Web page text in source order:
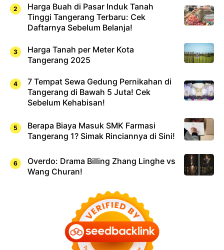
Harga Buah di Pasar Induk Tanah
Tinggi Tangerang Terbaru: Cek
Daftarnya Sebelum Belanja!
Harga Tanah per Meter Kota
Tangerang 2025
7 Tempat Sewa Gedung Pernikahan di
Tangerang di Bawah 5 Juta! Cek
Sebelum Kehabisan!
Berapa Biaya Masuk SMK Farmasi
Tangerang 1? Simak Rinciannya di Sini!
Overdo: Drama Billing Zhang Linghe vs
Wang Churan!